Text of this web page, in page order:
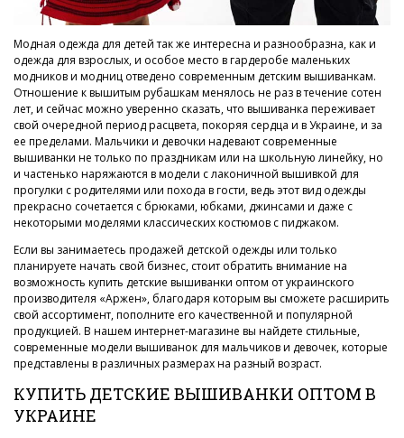
Модная одежда для детей так же интересна и разнообразна, как и
одежда для взрослых, и особое место в гардеробе маленьких
модников и модниц отведено современным детским вышиванкам.
Отношение к вышитым рубашкам менялось не раз в течение сотен
лет, и сейчас можно уверенно сказать, что вышиванка переживает
свой очередной период расцвета, покоряя сердца и в Украине, и за
ее пределами. Мальчики и девочки надевают современные
вышиванки не только по праздникам или на школьную линейку, но
и частенько наряжаются в модели с лаконичной вышивкой для
прогулки с родителями или похода в гости, ведь этот вид одежды
прекрасно сочетается с брюками, юбками, джинсами и даже с
некоторыми моделями классических костюмов с пиджаком.
Если вы занимаетесь продажей детской одежды или только
планируете начать свой бизнес, стоит обратить внимание на
возможность купить детские вышиванки оптом от украинского
производителя «Аржен», благодаря которым вы сможете расширить
свой ассортимент, пополните его качественной и популярной
продукцией. В нашем интернет-магазине вы найдете стильные,
современные модели вышиванок для мальчиков и девочек, которые
представлены в различных размерах на разный возраст.
КУПИТЬ ДЕТСКИЕ ВЫШИВАНКИ ОПТОМ В
УКРАИНЕ